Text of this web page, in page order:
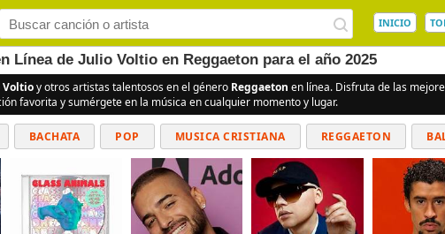
INICIO
Línea de Julio Voltio en Reggaeton para el año 2025
Voltioy otros artistas talentosos en el género Reggaeton en línea. Disfruta de las
favorita y sumérgete en la música en cualquier momento y lugar.
BACHATA POP MUSICA CRISTIANA REGGAETON
CUMBIAS